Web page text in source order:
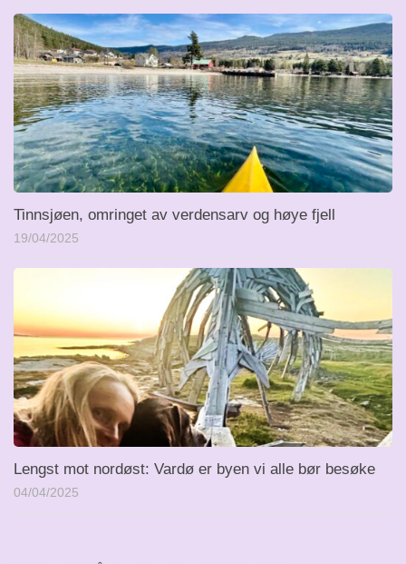
Tinnsjøen, omringet av verdensarv og høye fjell
19/04/2025
Lengst mot nordøst: Vardø er byen vi alle bør besøke
04/04/2025